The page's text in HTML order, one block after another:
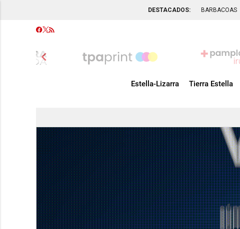
DESTACADOS: BARBACOAS
chevron_left
Estella-Lizarra Tierra Estella